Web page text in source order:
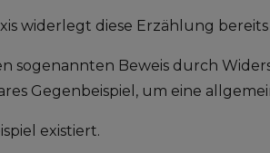
widerlegt diese Erzählung
sogenannten Beweis durch
Gegenbeispiel, um eine
existiert.